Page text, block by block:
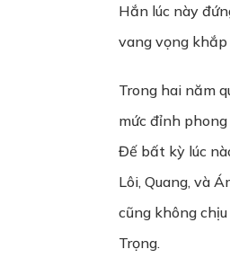
Hắn lúc này
vang vọng
Trong hai năm
mức đỉnh
Đế bất kỳ lúc
Lôi, Quang, và
cũng không
Trọng.